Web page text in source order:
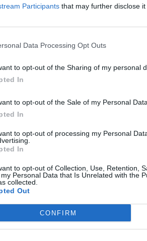
Participants that may further disclose
Data Processing Opt Outs
to opt-out of the Sharing of my personal
In
to opt-out of the Sale of my Personal Data.
In
to opt-out of processing my Personal
In
to opt-out of Collection, Use, Retention,
Personal Data that Is Unrelated with the
collected.
Out
CONFIRM
ZOBACZ RÓWNIEŻ:
dostać senior przy emeryturze 2200,
7 sierpnia 2026 13:23
początek